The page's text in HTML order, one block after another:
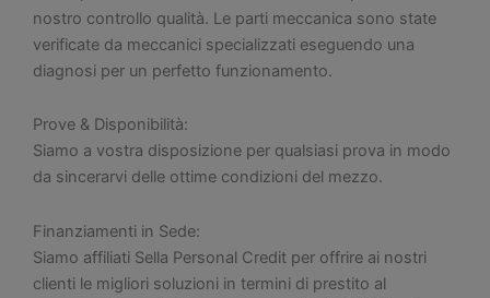
nostro controllo qualità. Le parti meccanica sono state
verificate da meccanici specializzati eseguendo una
diagnosi per un perfetto funzionamento.
Prove & Disponibilità:
Siamo a vostra disposizione per qualsiasi prova in modo
da sincerarvi delle ottime condizioni del mezzo.
Finanziamenti in Sede:
Siamo affiliati Sella Personal Credit per offrire ai nostri
clienti le migliori soluzioni in termini di prestito al